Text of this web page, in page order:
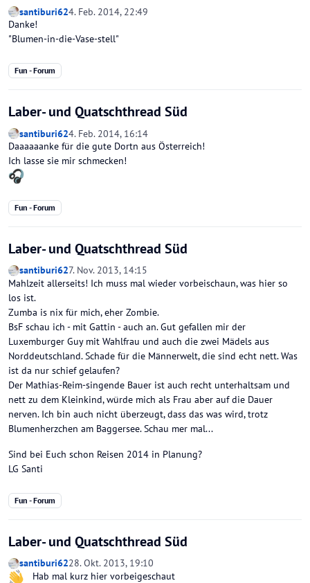
santiburi624. Feb. 2014, 22:49
Danke!
"Blumen-in-die-Vase-stell"
Fun - Forum
Laber- und Quatschthread Süd
santiburi624. Feb. 2014, 16:14
Daaaaaanke für die gute Dortn aus Österreich!
Ich lasse sie mir schmecken!
Fun - Forum
Laber- und Quatschthread Süd
santiburi627. Nov. 2013, 14:15
Mahlzeit allerseits! Ich muss mal wieder vorbeischaun, was hier so
los ist.
Zumba is nix für mich, eher Zombie.
BsF schau ich - mit Gattin - auch an. Gut gefallen mir der
Luxemburger Guy mit Wahlfrau und auch die zwei Mädels aus
Norddeutschland. Schade für die Männerwelt, die sind echt nett. Was
ist da nur schief gelaufen?
Der Mathias-Reim-singende Bauer ist auch recht unterhaltsam und
nett zu dem Kleinkind, würde mich als Frau aber auf die Dauer
nerven. Ich bin auch nicht überzeugt, dass das was wird, trotz
Blumenherzchen am Baggersee. Schau mer mal...
Sind bei Euch schon Reisen 2014 in Planung?
LG Santi
Fun - Forum
Laber- und Quatschthread Süd
santiburi6228. Okt. 2013, 19:10
Hab mal kurz hier vorbeigeschaut